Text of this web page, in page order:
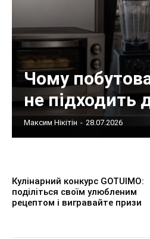
Чому
не підходить
Максим Нікітін - 28.07.2026
Кулінарний конкурс GOTUIMO:
поділіться своїм улюбленим
рецептом і вигравайте призи